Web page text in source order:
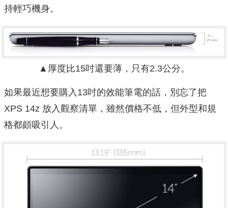
持輕巧機身。
▲厚度比15吋還要薄，只有2.3公分。
如果最近想要購入13吋的效能筆電的話，別忘了把
XPS 14z 放入觀察清單，雖然價格不低，但外型和規
格都頗吸引人。